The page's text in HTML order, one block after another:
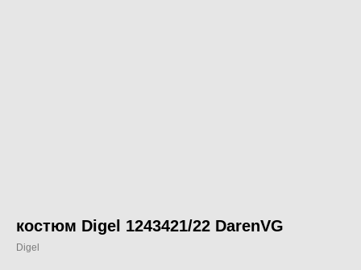
костюм Digel 1243421/22 DarenVG
Digel